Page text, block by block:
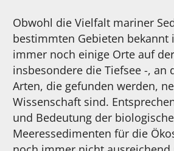
Obwohl die Vielfalt mariner
bestimmten Gebieten bekannt
immer noch einige Orte auf
insbesondere die Tiefsee -, an
Arten, die gefunden werden,
Wissenschaft sind.
und Bedeutung der
Meeressedimenten für die